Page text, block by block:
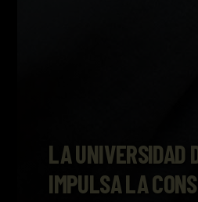
LA UNIVERSIDAD
IMPULSA LA